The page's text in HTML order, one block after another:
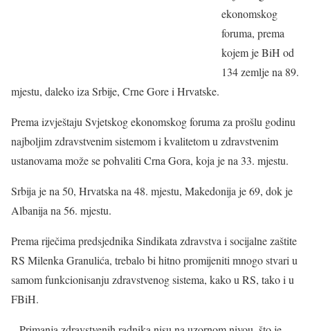
ekonomskog
foruma, prema
kojem je BiH od
134 zemlje na 89.
mjestu, daleko iza Srbije, Crne Gore i Hrvatske.
Prema izvještaju Svjetskog ekonomskog foruma za prošlu godinu
najboljim zdravstvenim sistemom i kvalitetom u zdravstvenim
ustanovama može se pohvaliti Crna Gora, koja je na 33. mjestu.
Srbija je na 50, Hrvatska na 48. mjestu, Makedonija je 69, dok je
Albanija na 56. mjestu.
Prema riječima predsjednika Sindikata zdravstva i socijalne zaštite
RS Milenka Granulića, trebalo bi hitno promijeniti mnogo stvari u
samom funkcionisanju zdravstvenog sistema, kako u RS, tako i u
FBiH.